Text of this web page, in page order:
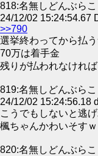
818:名無しどんぶらこ
24/12/02 15:24:54.67
>>790
選挙終わってから払
70万は着手金
残りが払われなけれ
819:名無しどんぶらこ
24/12/02 15:24:56.18
こうでもしないと逃
楓ちゃんかわいそすｗ
820:名無しどんぶらこ